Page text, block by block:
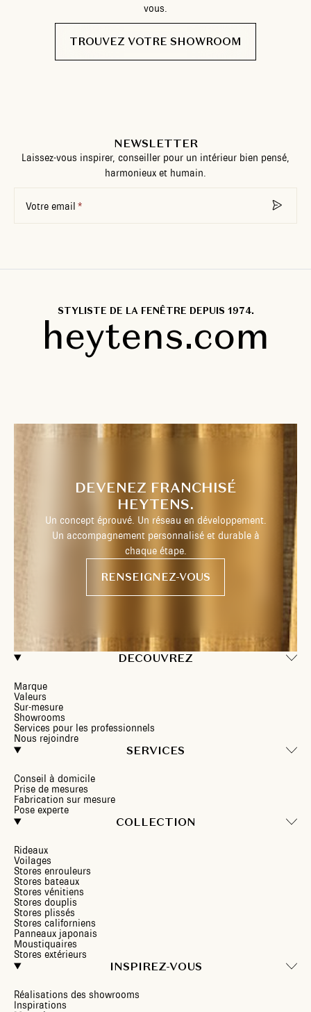
vous.
TROUVEZ VOTRE SHOWROOM
NEWSLETTER
Laissez-vous inspirer, conseiller pour un intérieur bien pensé,
harmonieux et humain.
Votre email
STYLISTE DE LA FENÊTRE DEPUIS 1974.
heytens.com
DECOUVREZ
Marque
Valeurs
Sur-mesure
Showrooms
Services pour les professionnels
Nous rejoindre
SERVICES
Conseil à domicile
Prise de mesures
Fabrication sur mesure
Pose experte
COLLECTION
Rideaux
Voilages
Stores enrouleurs
Stores bateaux
Stores vénitiens
Stores douplis
Stores plissés
Stores californiens
Panneaux japonais
Moustiquaires
Stores extérieurs
INSPIREZ-VOUS
Réalisations des showrooms
Inspirations
DEVENEZ FRANCHISÉ
HEYTENS.
Un concept éprouvé. Un réseau en développement.
Un accompagnement personnalisé et durable à
chaque étape.
RENSEIGNEZ-VOUS